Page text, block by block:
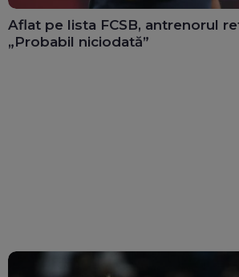
Aflat pe lista FCSB, antrenorul
„Probabil niciodată”